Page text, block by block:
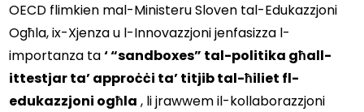
OECD flimkien mal-Ministeru Sloven tal-Edukazzjoni
Ogħla, ix-Xjenza u l-Innovazzjoni jenfasizza l-
importanza ta ‘ “sandboxes” tal-politika għall-
ittestjar ta’ approċċi ta’ titjib tal-ħiliet fl-
edukazzjoni ogħla , li jrawwem il-kollaborazzjoni